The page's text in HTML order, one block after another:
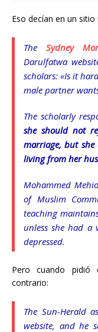
Eso decían en un
The Sydney
Darulfatwa
scholars: «Is it
male partner
The scholarly
she should not
marriage, but
living from her
Mohammed
of Muslim
teaching
unless she had a
depressed.
Pero cuando pidió
contrario:
The Sun-Herald
website, and he